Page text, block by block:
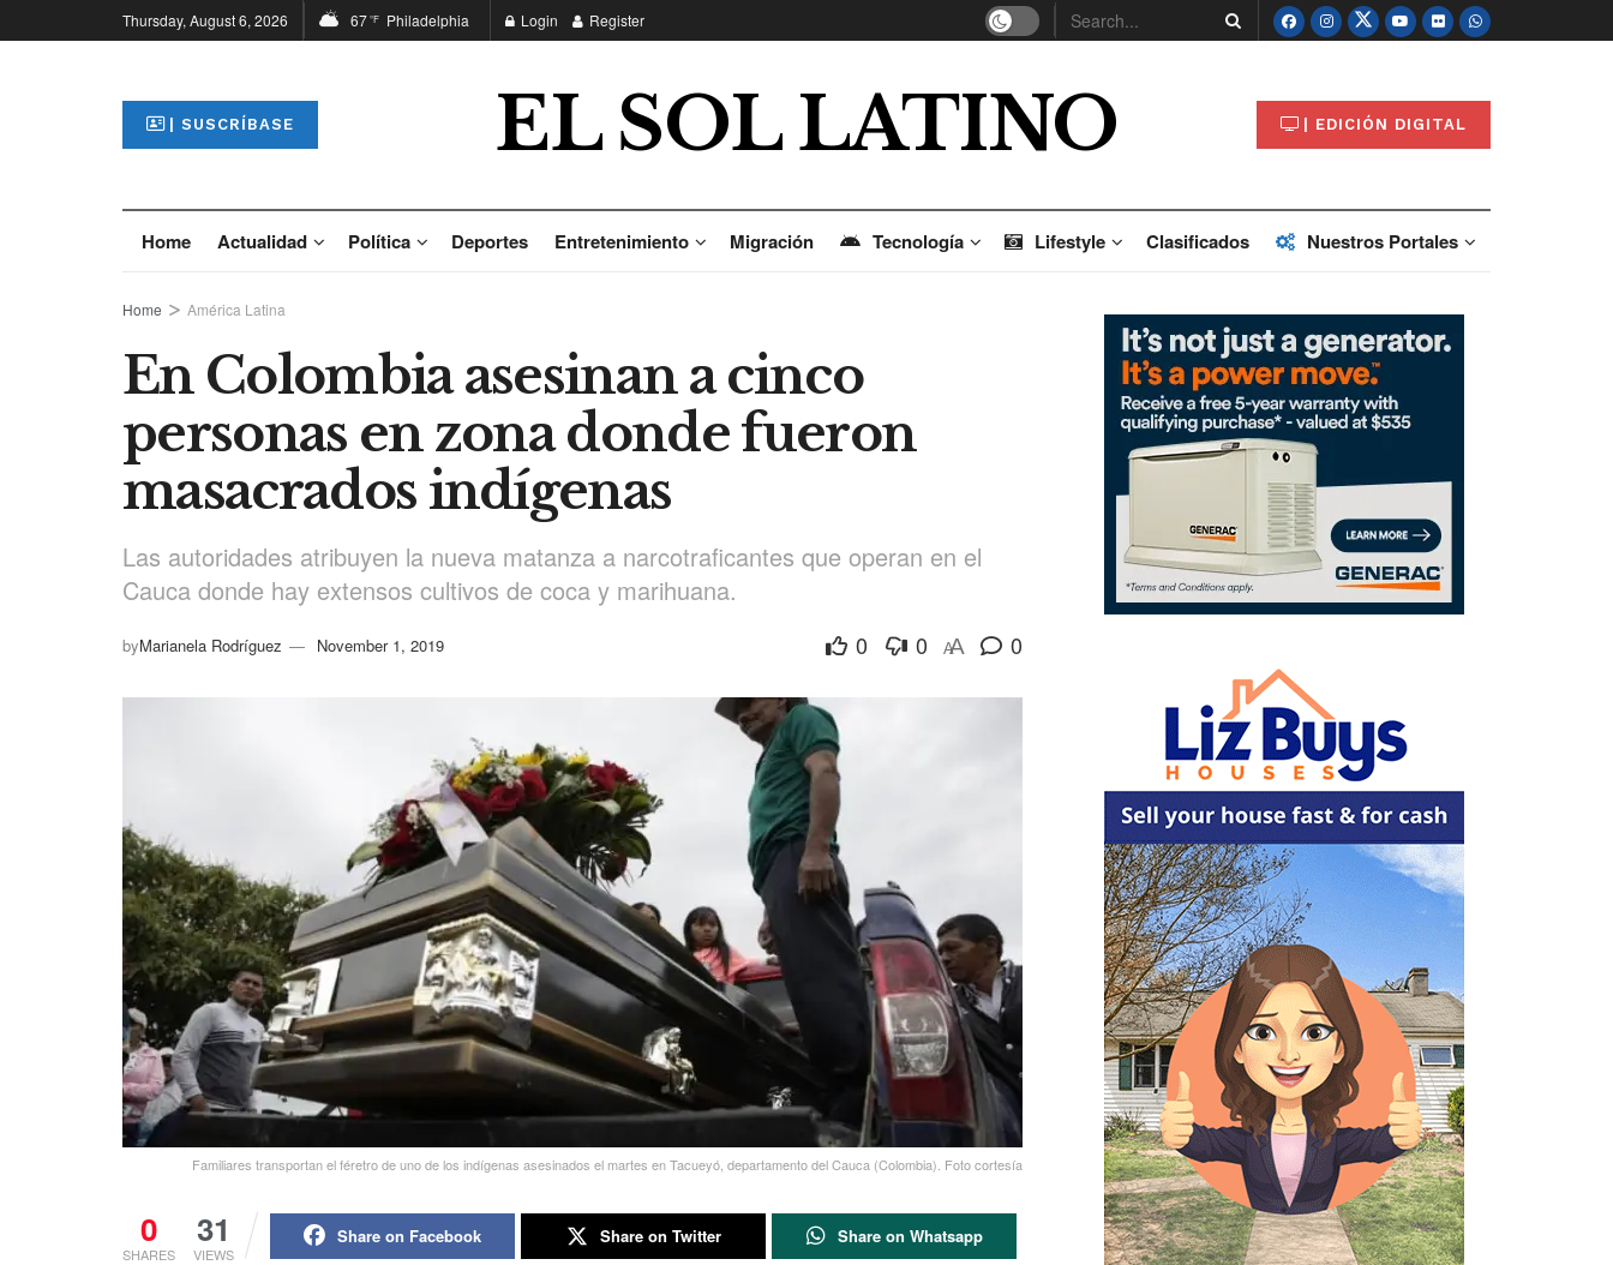
Thursday, August 6, 2026 67°F Philadelphia Login Register
| SUSCRÍBASE EL SOL LATINO | EDICIÓN DIGITAL
Home Actualidad Política Deportes Entretenimiento Migración Tecnología Lifestyle Clasificados Nuestros Portales
Home América Latina
En Colombia asesinan a cinco
personas en zona donde fueron
masacrados indígenas
Las autoridades atribuyen la nueva matanza a narcotraficantes que operan en el
Cauca donde hay extensos cultivos de coca y marihuana.
byMarianela Rodríguez November 1, 2019 0 0 AA 0
Familiares transportan el féretro de uno de los indígenas asesinados el martes en Tacueyó, departamento del Cauca (Colombia). Foto cortesía
0
SHARES
31
VIEWS
Share on Facebook Share on Twitter Share on Whatsapp